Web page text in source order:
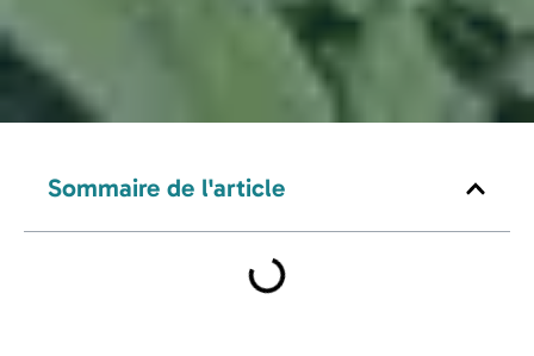
Sommaire de l'article